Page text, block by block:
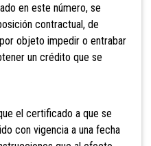
en este número, se
contractual, de
objeto impedir o entrabar
un crédito que se
el certificado a que se
con vigencia a una fecha